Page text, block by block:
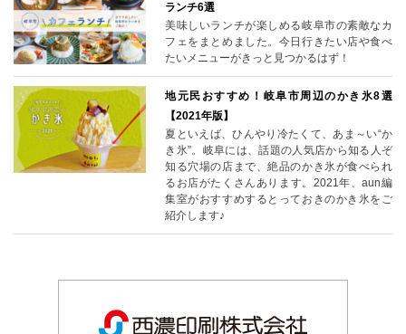
ランチ6選
美味しいランチが楽しめる岐阜市の素敵なカ
フェをまとめました。今日行きたい店や食べ
たいメニューがきっと見つかるはず！
地元民おすすめ！岐阜市周辺のかき氷8選
【2021年版】
夏といえば、ひんやり冷たくて、あま～い“か
き氷”。岐阜には、話題の人気店から知る人ぞ
知る穴場の店まで、絶品のかき氷が食べられ
るお店がたくさんあります。2021年、aun編
集室がおすすめするとっておきのかき氷をご
紹介します♪